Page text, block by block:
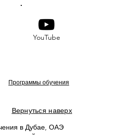
YouTube
Программы обучения
Вернуться наверх
в Дубае, ОАЭ